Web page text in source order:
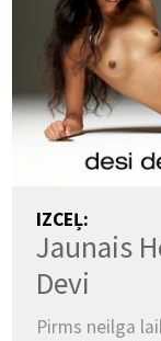
IZCEĻ:
Jaunais
Devi
Pirms neilga